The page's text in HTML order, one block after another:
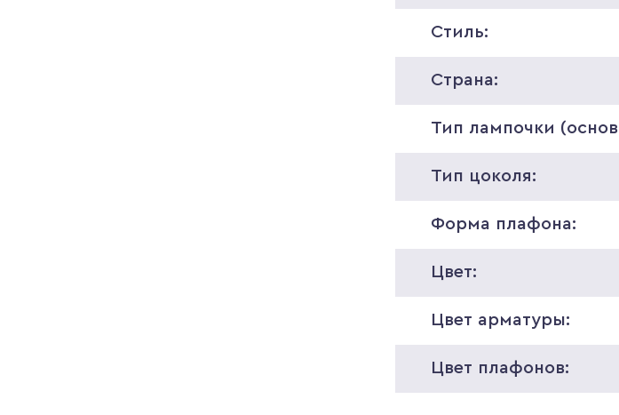
Стиль:
Страна:
Тип лампочки
Тип цоколя:
Форма плафона:
Цвет:
Цвет арматуры:
Цвет плафонов: